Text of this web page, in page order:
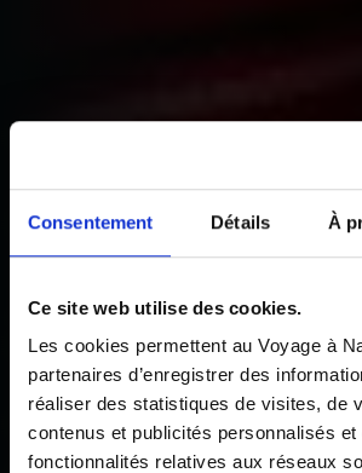
Consentement Détails À
Ce site web utilise des cookies.
Les cookies permettent au Voyage à
partenaires d’enregistrer des
réaliser des statistiques de visites, de
contenus et publicités personnalisés et
fonctionnalités relatives aux réseaux